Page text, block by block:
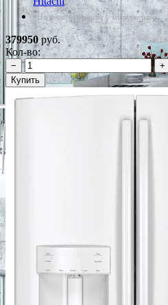
*Наличие уточняйте у менеджера
379950руб.
Кол-во:
−
+
Купить